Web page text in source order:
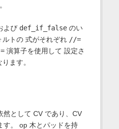
よび def_if_falseのい
ルトの 式がそれぞれ //=
演算子を使用して 設定さ
ます。
然として CV であり、CV
す。 op 木とパッドを持